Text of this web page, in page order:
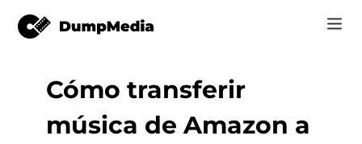
Music
música
Vídeo
Spotify a mp3
Iniciar Sesión
Cómo transferir
música de Amazon a